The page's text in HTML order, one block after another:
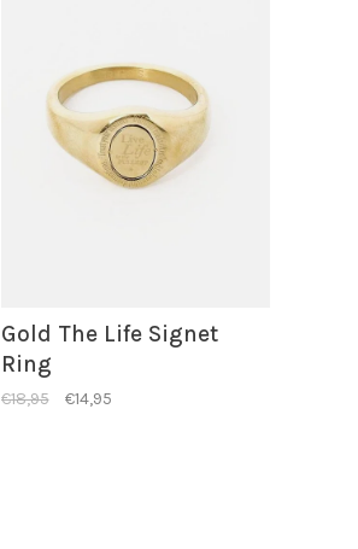
Gold The Life Signet
Ring
€18,95 €14,95